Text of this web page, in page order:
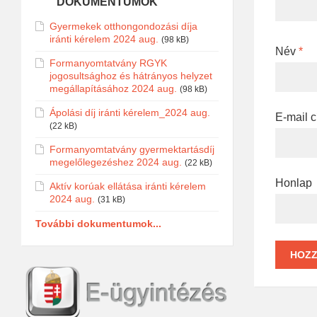
Név *
E-mail
Honlap
Gyermekek otthongondozási díja
iránti kérelem 2024 aug.
(98 kB)
Formanyomtatvány RGYK
jogosultsághoz és hátrányos helyzet
megállapításához 2024 aug.
(98 kB)
Ápolási díj iránti kérelem_2024 aug.
(22 kB)
Formanyomtatvány gyermektartásdíj
megelőlegezéshez 2024 aug.
(22 kB)
Aktív korúak ellátása iránti kérelem
2024 aug.
(31 kB)
További dokumentumok...